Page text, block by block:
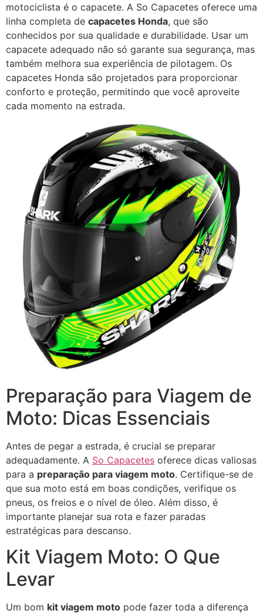
motociclista é o capacete. A So Capacetes oferece uma
linha completa de capacetes Honda, que são
conhecidos por sua qualidade e durabilidade. Usar um
capacete adequado não só garante sua segurança, mas
também melhora sua experiência de pilotagem. Os
capacetes Honda são projetados para proporcionar
conforto e proteção, permitindo que você aproveite
cada momento na estrada.
Preparação para Viagem de
Moto: Dicas Essenciais
Antes de pegar a estrada, é crucial se preparar
adequadamente. A So Capacetes oferece dicas valiosas
para a preparação para viagem moto. Certifique-se de
que sua moto está em boas condições, verifique os
pneus, os freios e o nível de óleo. Além disso, é
importante planejar sua rota e fazer paradas
estratégicas para descanso.
Kit Viagem Moto: O Que
Levar
Um bom kit viagem moto pode fazer toda a diferença